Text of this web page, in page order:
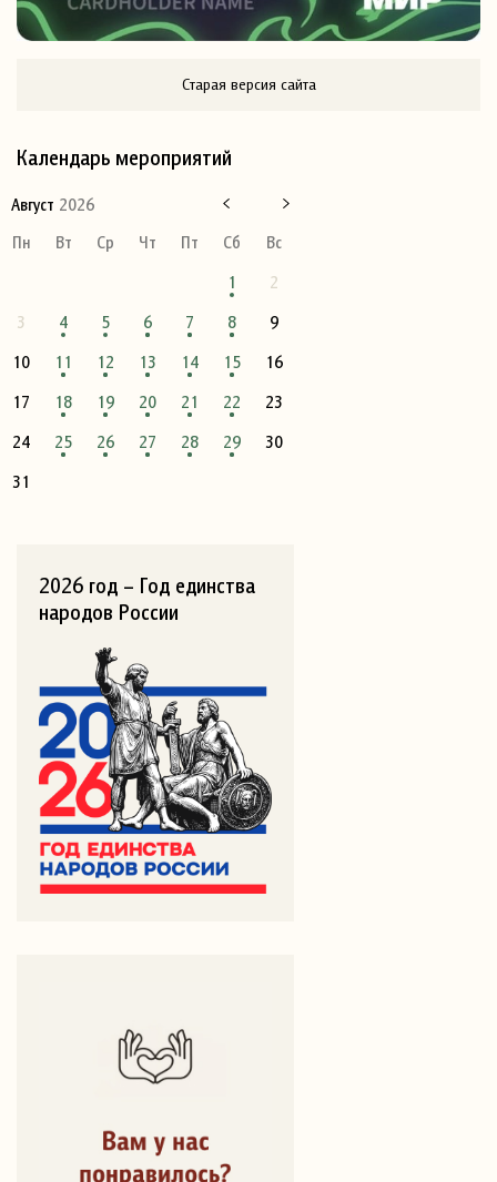
Старая версия сайта
Календарь мероприятий
Август 2026
Пн
Вт Ср Чт Пт Сб
Вс
1
2
3
4 5 6 7 8
9
10
11 12 13 14 15
16
17
18 19 20 21 22
23
24
25 26 27 28 29
30
31
2026 год – Год единства
народов России